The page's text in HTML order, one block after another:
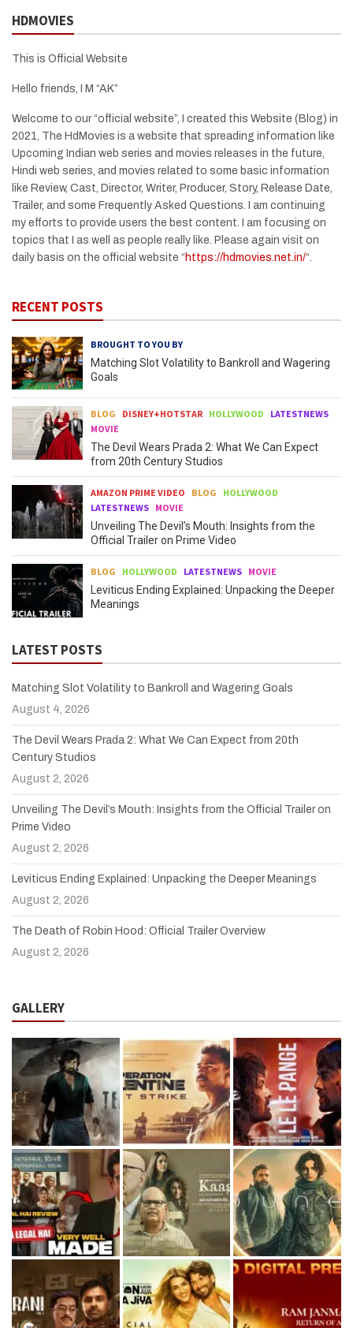
HDMOVIES
This is Official Website
Hello friends, I M “AK”
Welcome to our “official website”, I created this Website (Blog) in
2021, The HdMovies is a website that spreading information like
Upcoming Indian web series and movies releases in the future,
Hindi web series, and movies related to some basic information
like Review, Cast, Director, Writer, Producer, Story, Release Date,
Trailer, and some Frequently Asked Questions. I am continuing
my efforts to provide users the best content. I am focusing on
topics that I as well as people really like. Please again visit on
daily basis on the official website “ https://hdmovies.net.in/“.
RECENT POSTS
BROUGHT TO YOU BY
Matching Slot Volatility to Bankroll and Wagering
Goals
BLOG DISNEY+HOTSTAR HOLLYWOOD
LATESTNEWS
MOVIE
The Devil Wears Prada 2: What We Can Expect
from 20th Century Studios
AMAZON PRIME VIDEO BLOG
HOLLYWOOD
LATESTNEWS MOVIE
Unveiling The Devil’s Mouth: Insights from the
Official Trailer on Prime Video
BLOG HOLLYWOOD LATESTNEWS MOVIE
Leviticus Ending Explained: Unpacking the Deeper
Meanings
LATEST POSTS
Matching Slot Volatility to Bankroll and Wagering Goals
August 4, 2026
The Devil Wears Prada 2: What We Can Expect from 20th
Century Studios
August 2, 2026
Unveiling The Devil’s Mouth: Insights from the Official Trailer on
Prime Video
August 2, 2026
Leviticus Ending Explained: Unpacking the Deeper Meanings
August 2, 2026
The Death of Robin Hood: Official Trailer Overview
August 2, 2026
GALLERY